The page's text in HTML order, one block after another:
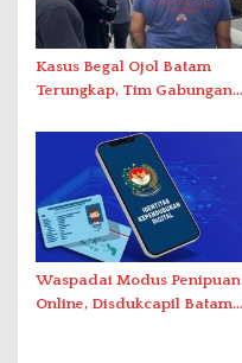
Kasus Begal Ojol Batam
Terungkap, Tim Gabungan
Simpang Dam
Waspadai Modus Penipuan
Online, Disdukcapil Batam